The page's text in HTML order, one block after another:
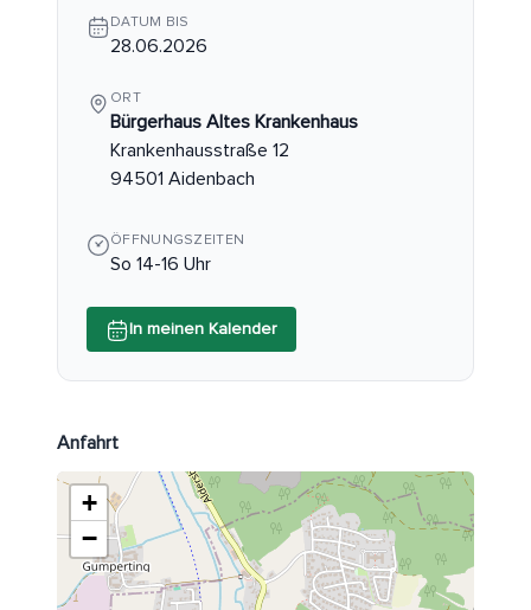
DATUM BIS
28.06.2026
ORT
Bürgerhaus Altes Krankenhaus
Krankenhausstraße 12
94501 Aidenbach
ÖFFNUNGSZEITEN
So 14-16 Uhr
In meinen Kalender
Anfahrt
+
−